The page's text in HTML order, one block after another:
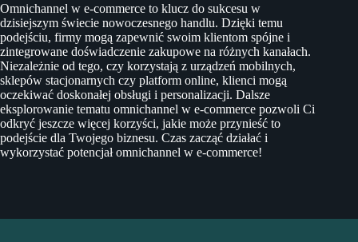
Omnichannel w e-commerce to klucz do sukcesu w
dzisiejszym świecie nowoczesnego handlu. Dzięki temu
podejściu, firmy mogą zapewnić swoim klientom spójne i
zintegrowane doświadczenie zakupowe na różnych kanałach.
Niezależnie od tego, czy korzystają z urządzeń mobilnych,
sklepów stacjonarnych czy platform online, klienci mogą
oczekiwać doskonałej obsługi i personalizacji. Dalsze
eksplorowanie tematu omnichannel w e-commerce pozwoli Ci
odkryć jeszcze więcej korzyści, jakie może przynieść to
podejście dla Twojego biznesu. Czas zacząć działać i
wykorzystać potencjał omnichannel w e-commerce!